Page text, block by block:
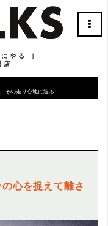
やる ］
その走り心地に迫る
心を捉えて離さ